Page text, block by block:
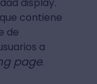
contiene
de
a
page.